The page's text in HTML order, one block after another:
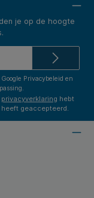
je op de hoogte
Privacybeleid en
privacyverklaring hebt
heeft geaccepteerd.